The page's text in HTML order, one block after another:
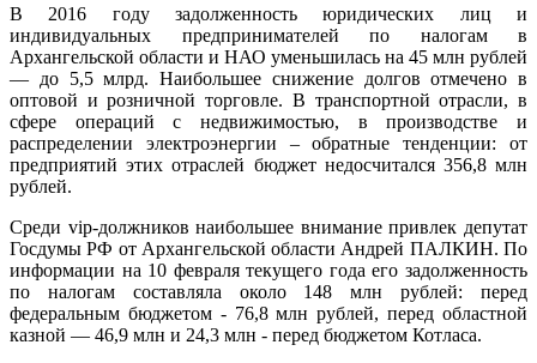
В 2016 году задолженность юридических лиц и
индивидуальных предпринимателей по налогам в
Архангельской области и НАО уменьшилась на 45 млн рублей
— до 5,5 млрд. Наибольшее снижение долгов отмечено в
оптовой и розничной торговле. В транспортной отрасли, в
сфере операций с недвижимостью, в производстве и
распределении электроэнергии – обратные тенденции: от
предприятий этих отраслей бюджет недосчитался 356,8 млн
рублей.
Среди vip-должников наибольшее внимание привлек депутат
Госдумы РФ от Архангельской области Андрей ПАЛКИН. По
информации на 10 февраля текущего года его задолженность
по налогам составляла около 148 млн рублей: перед
федеральным бюджетом - 76,8 млн рублей, перед областной
казной — 46,9 млн и 24,3 млн - перед бюджетом Котласа.